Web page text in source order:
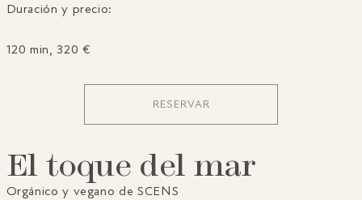
descongestionar y reequilibrar la tez. La piel queda
Duración y precio:
120 min, 320 €
RESERVAR
El toque del mar
Orgánico y vegano de SCENS